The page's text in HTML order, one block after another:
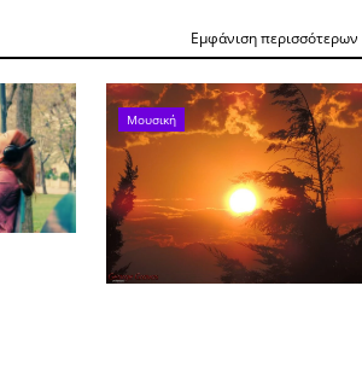
Εμφάνιση περισσότερων
Μουσική